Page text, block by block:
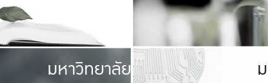
มหาวิทยาลัย